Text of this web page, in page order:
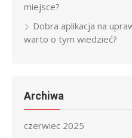
miejsce?
Dobra aplikacja na
warto o tym wiedzieć?
Archiwa
czerwiec 2025